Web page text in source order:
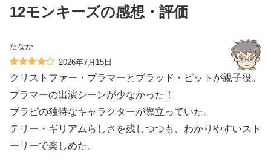
12モンキーズの感想・評価
たなか
2026年7月15日
クリストファー・プラマーとブラッド・ピットが親子役。
プラマーの出演シーンが少なかった！
ブラピの独特なキャラクターが際立っていた。
テリー・ギリアムらしさを残しつつも、わかりやすいスト
ーリーで楽しめた。